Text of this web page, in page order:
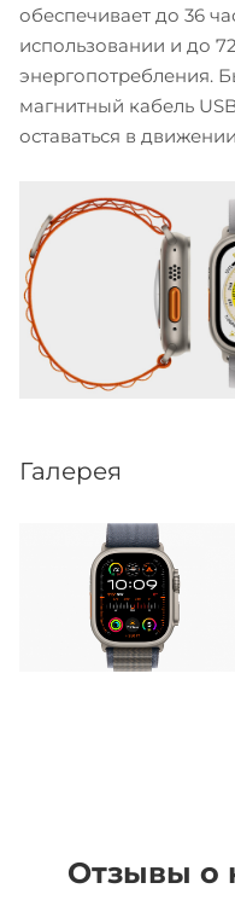
обеспечивает до 36
использовании и до
энергопотребления.
магнитный кабель
оставаться в
Галерея
Отзывы о